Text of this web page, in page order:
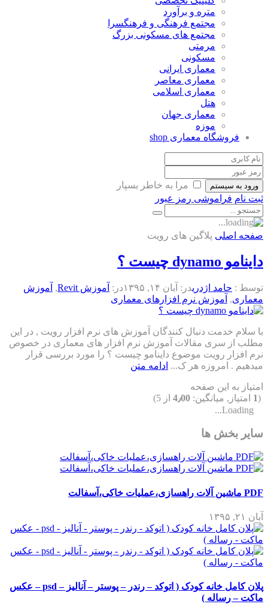
متره و برآورد
مجتمع فرهنگی و فرهنگسرا
مجتمع های مسکونی بزرگ
مرمتی
مسکونی
معماری ایرانی
معماری معاصر
معماری اسلامی
هتل
معماری جهان
موزه
فروشگاه معماری shop
ورود به سیستم
مرا به خاطر بسپار
ثبت نام فراموشی رمز عبور
صفحه اصلی پلاگین های رویت
داینامو dynamo چیست ؟
توسط : حامد اژدریدر: آبان ۱۴, ۱۳۹۵ در: آموزش Revit , آموزش
معماری, آموزش نرم افزارهای معماری
با سلام خدمت دنبال کنندگان آموزش های نرم افزار رویت , در این
مطلب از سری مقالات آموزش نرم افزار های معماری در خصوص
نرم افزار رویت موضوع داینامو چیست ؟ را مورد بررسی قرار
میدهیم . امروزه هر ک... ادامه متن
امتیاز به این صفحه
(
1 امتیاز, میانگین: 4٫00 از 5)
Loading...
سایر بخش ها
PDF ماشین آلات راهسازی،عملیات خاکی،آسفالت
آبان ۲۱, ۱۳۹۵
پلان کامل خانه کودک ( اتوکد – رندر – پوستر – آنالیز – psd – عکس
ماکت – رساله )